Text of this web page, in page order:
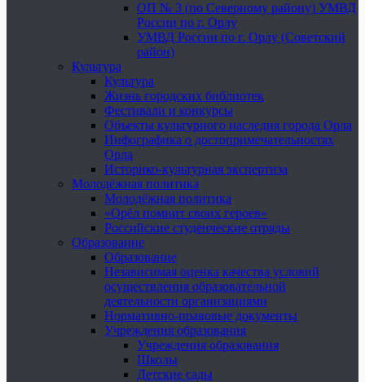
ОП № 3 (по Северному району) УМВД
России по г. Орлу
УМВД России по г. Орлу (Советский
район)
Культура
Культура
Жизнь городских библиотек
Фестивали и конкурсы
Объекты культурного наследия города Орла
Инфографика о достопримечательностях
Орла
Историко-культурная экспертиза
Молодёжная политика
Молодёжная политика
«Орёл помнит своих героев»
Российские студенческие отряды
Образование
Образование
Независимая оценка качества условий
осуществления образовательной
деятельности организациями
Нормативно-правовые документы
Учреждения образования
Учреждения образования
Школы
Детские сады